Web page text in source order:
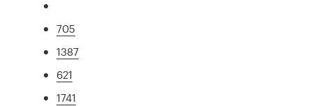
705
1387
621
1741